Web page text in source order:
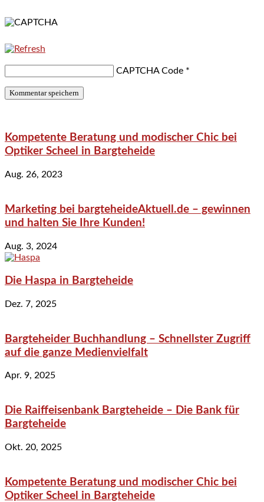
CAPTCHA Code *
Kompetente Beratung und modischer Chic bei
Optiker Scheel in Bargteheide
Aug. 26, 2023
Marketing bei bargteheideAktuell.de – gewinnen
und halten Sie Ihre Kunden!
Aug. 3, 2024
Die Haspa in Bargteheide
Dez. 7, 2025
Bargteheider Buchhandlung – Schnellster Zugriff
auf die ganze Medienvielfalt
Apr. 9, 2025
Die Raiffeisenbank Bargteheide – Die Bank für
Bargteheide
Okt. 20, 2025
Kompetente Beratung und modischer Chic bei
Optiker Scheel in Bargteheide